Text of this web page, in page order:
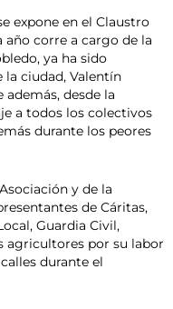
expone en el Claustro
corre a cargo de la
ya ha sido
la ciudad, Valentín
desde la
a todos los colectivos
durante los peores
y de la
de Cáritas,
Guardia Civil,
agricultores por su labor
durante el